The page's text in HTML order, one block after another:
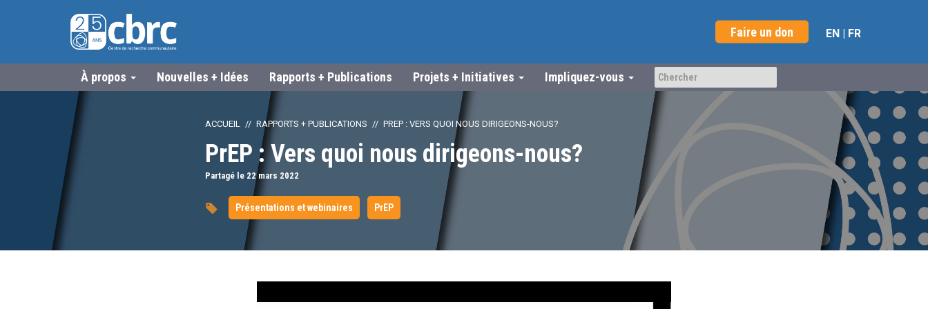
Faire un don EN | FR
À propos Nouvelles + Idées Rapports + Publications Projets + Initiatives Impliquez-vous
ACCUEIL RAPPORTS + PUBLICATIONS PREP : VERS QUOI NOUS DIRIGEONS-NOUS?
PrEP : Vers quoi nous dirigeons-nous?
Partagé le 22mars 2022
Présentations et webinaires PrEP